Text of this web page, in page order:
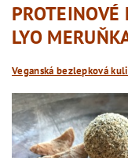
PROTEINOVÉ
LYO
Veganská bezlepková